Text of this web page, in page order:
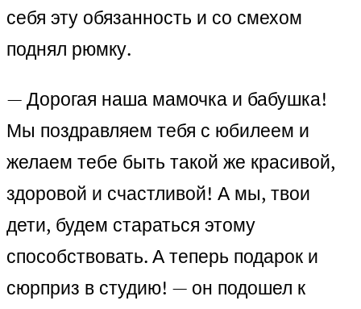
себя эту обязанность и со смехом
поднял рюмку.
— Дорогая наша мамочка и бабушка!
Мы поздравляем тебя с юбилеем и
желаем тебе быть такой же красивой,
здоровой и счастливой! А мы, твои
дети, будем стараться этому
способствовать. А теперь подарок и
сюрприз в студию! — он подошел к